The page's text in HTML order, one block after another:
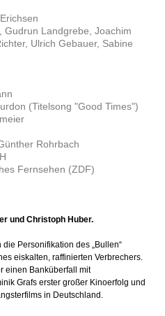
Gudrun Landgrebe, Joachim
Ulrich Gebauer, Sabine
(Titelsong "Good Times")
Rohrbach
Fernsehen (ZDF)
und Christoph Huber.
Personifikation des „Bullen“
eiskalten, raffinierten Verbrechers.
einen Banküberfall mit
Grafs erster großer Kinoerfolg und
in Deutschland.